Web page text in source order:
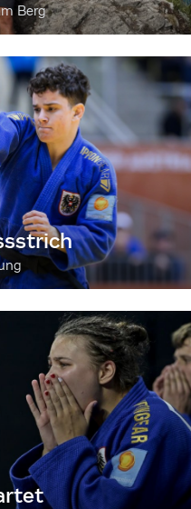
Berg